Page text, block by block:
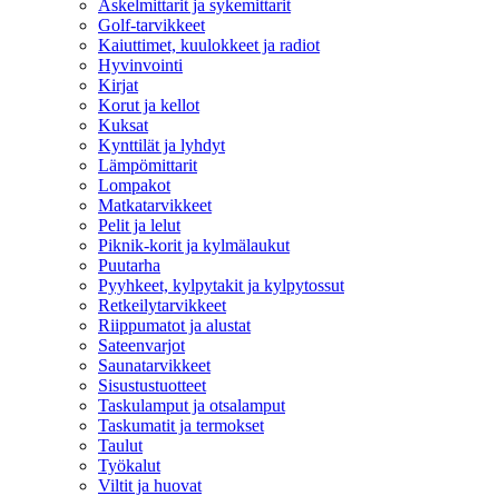
Askelmittarit ja sykemittarit
Golf-tarvikkeet
Kaiuttimet, kuulokkeet ja radiot
Hyvinvointi
Kirjat
Korut ja kellot
Kuksat
Kynttilät ja lyhdyt
Lämpömittarit
Lompakot
Matkatarvikkeet
Pelit ja lelut
Piknik-korit ja kylmälaukut
Puutarha
Pyyhkeet, kylpytakit ja kylpytossut
Retkeilytarvikkeet
Riippumatot ja alustat
Sateenvarjot
Saunatarvikkeet
Sisustustuotteet
Taskulamput ja otsalamput
Taskumatit ja termokset
Taulut
Työkalut
Viltit ja huovat